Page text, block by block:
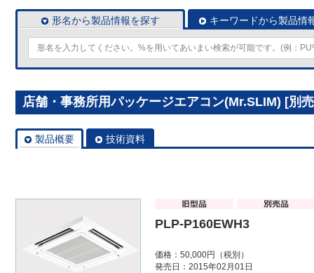
形名から製品情報を探す キーワードから製品情
店舗・事務所用パッケージエアコン(Mr.SLIM) [別
製品概要 技術資料
PLP-P160EWH3
価格：50,000円（税別）
発売日：2015年02月01日